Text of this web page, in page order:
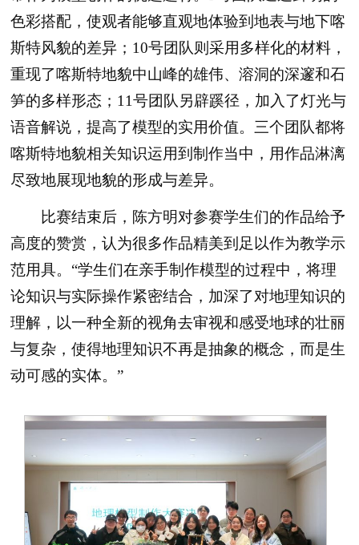
色彩搭配，使观者能够直观地体验到地表与地下喀
斯特风貌的差异；10号团队则采用多样化的材料，
重现了喀斯特地貌中山峰的雄伟、溶洞的深邃和石
笋的多样形态；11号团队另辟蹊径，加入了灯光与
语音解说，提高了模型的实用价值。三个团队都将
喀斯特地貌相关知识运用到制作当中，用作品淋漓
尽致地展现地貌的形成与差异。
比赛结束后，陈方明对参赛学生们的作品给予
高度的赞赏，认为很多作品精美到足以作为教学示
范用具。“学生们在亲手制作模型的过程中，将理
论知识与实际操作紧密结合，加深了对地理知识的
理解，以一种全新的视角去审视和感受地球的壮丽
与复杂，使得地理知识不再是抽象的概念，而是生
动可感的实体。”